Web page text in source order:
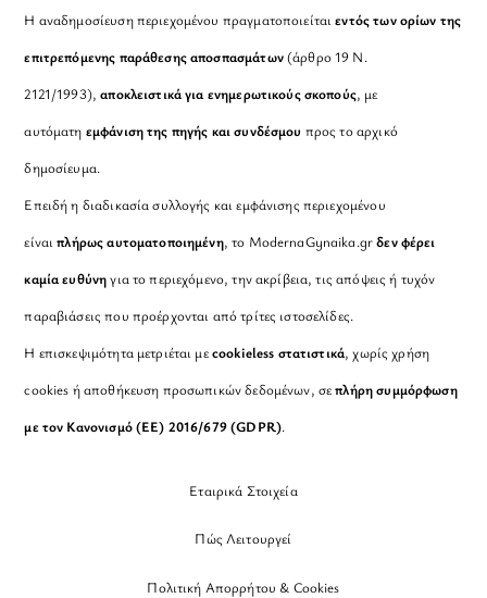
Η αναδημοσίευση περιεχομένου πραγματοποιείταιεντός των ορίων της
επιτρεπόμενης παράθεσης αποσπασμάτων(άρθρο 19 Ν.
2121/1993), αποκλειστικά για ενημερωτικούς σκοπούς, με
αυτόματη εμφάνιση της πηγής και συνδέσμου προς το αρχικό
δημοσίευμα.
Επειδή η διαδικασία συλλογής και εμφάνισης περιεχομένου
είναιπλήρως αυτοματοποιημένη, το ModernaGynaika.grδεν φέρει
καμία ευθύνηγια το περιεχόμενο, την ακρίβεια, τις απόψεις ή τυχόν
παραβιάσεις που προέρχονται από τρίτες ιστοσελίδες.
Η επισκεψιμότητα μετριέται μεcookieless στατιστικά, χωρίς χρήση
cookies ή αποθήκευση προσωπικών δεδομένων, σεπλήρη συμμόρφωση
με τον Κανονισμό (ΕΕ) 2016/679 (GDPR).
Εταιρικά Στοιχεία
Πώς Λειτουργεί
Πολιτική Απορρήτου & Cookies